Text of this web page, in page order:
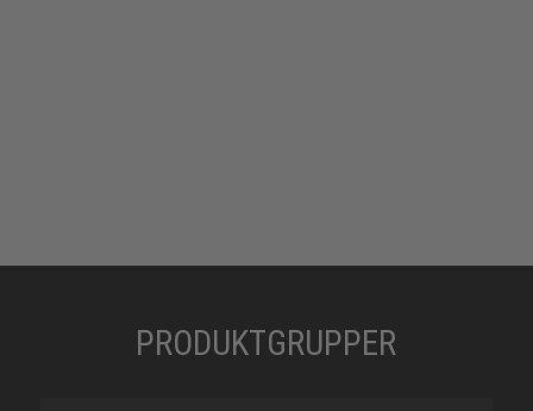
PRODUKTGRUPPER